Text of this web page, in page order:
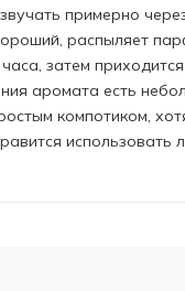
примерно
распыляет
затем
аромата есть
компотиком,
использовать